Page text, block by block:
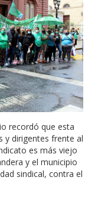
recordó que esta
y dirigentes frente al
es más viejo
y el municipio
sindical, contra el